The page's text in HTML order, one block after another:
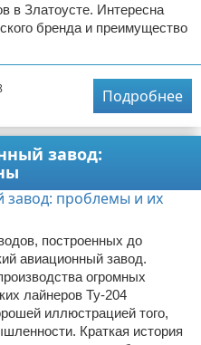
в Златоусте. Интересна
бренда и преимущество
Подробнее
завод:
построенных до
авиационный завод.
огромных
лайнеров Ту-204
иллюстрацией того,
Краткая история